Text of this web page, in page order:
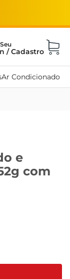
Ar Condicionado
e
com